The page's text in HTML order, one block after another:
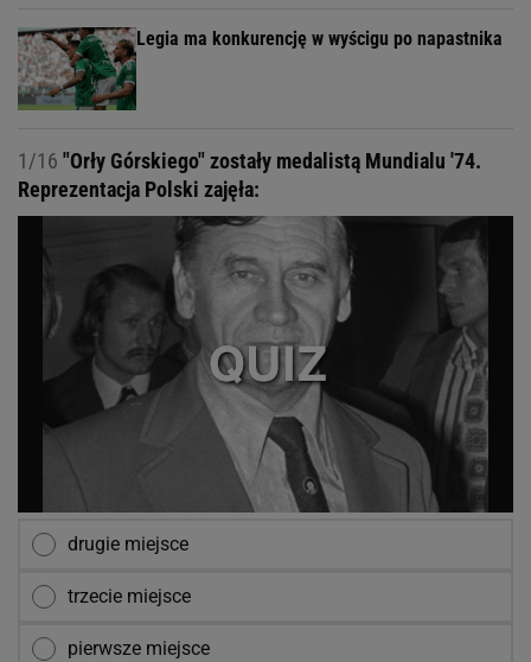
Legia ma konkurencję w wyścigu po napastnika
1/16 "Orły Górskiego" zostały medalistą Mundialu '74.
Reprezentacja Polski zajęła:
drugie miejsce
trzecie miejsce
pierwsze miejsce